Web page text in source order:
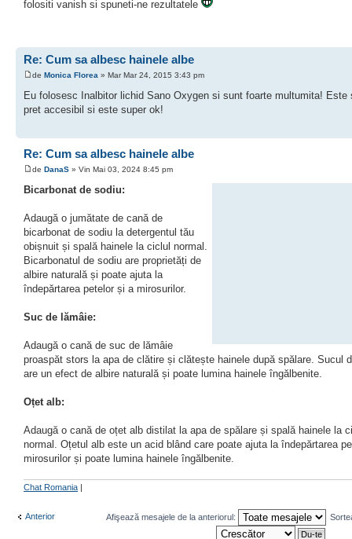
folositi vanish si spuneti-ne rezultatele
Re: Cum sa albesc hainele albe
de Monica Florea » Mar Mar 24, 2015 3:43 pm
Eu folosesc Inalbitor lichid Sano Oxygen si sunt foarte multumita! Este
pret accesibil si este super ok!
Re: Cum sa albesc hainele albe
de DanaS » Vin Mai 03, 2024 8:45 pm
Bicarbonat de sodiu:
Adaugă o jumătate de cană de
bicarbonat de sodiu la detergentul tău
obișnuit și spală hainele la ciclul normal.
Bicarbonatul de sodiu are proprietăți de
albire naturală și poate ajuta la
îndepărtarea petelor și a mirosurilor.
Suc de lămâie:
Adaugă o cană de suc de lămâie
proaspăt stors la apa de clătire și clătește hainele după spălare. Sucul
are un efect de albire naturală și poate lumina hainele îngălbenite.
Oțet alb:
Adaugă o cană de oțet alb distilat la apa de spălare și spală hainele la
normal. Oțetul alb este un acid blând care poate ajuta la îndepărtarea
mirosurilor și poate lumina hainele îngălbenite.
Chat Romania
Anterior Afişează mesajele de la anteriorul: